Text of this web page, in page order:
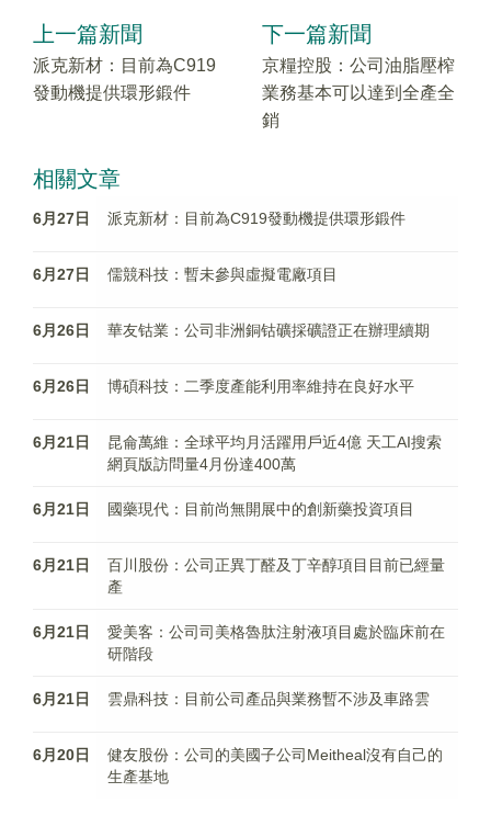
上一篇新聞
派克新材：目前為C919
發動機提供環形鍛件
下一篇新聞
京糧控股：公司油脂壓榨
業務基本可以達到全產全
銷
相關文章
6月27日 派克新材：目前為C919發動機提供環形鍛件
6月27日 儒競科技：暫未參與虛擬電廠項目
6月26日 華友钴業：公司非洲銅钴礦採礦證正在辦理續期
6月26日 博碩科技：二季度產能利用率維持在良好水平
6月21日
昆侖萬維：全球平均月活躍用戶近4億 天工AI搜索
網頁版訪問量4月份達400萬
6月21日 國藥現代：目前尚無開展中的創新藥投資項目
6月21日
百川股份：公司正異丁醛及丁辛醇項目目前已經量
產
6月21日
愛美客：公司司美格魯肽注射液項目處於臨床前在
研階段
6月21日 雲鼎科技：目前公司產品與業務暫不涉及車路雲
6月20日
健友股份：公司的美國子公司Meitheal沒有自己的
生產基地